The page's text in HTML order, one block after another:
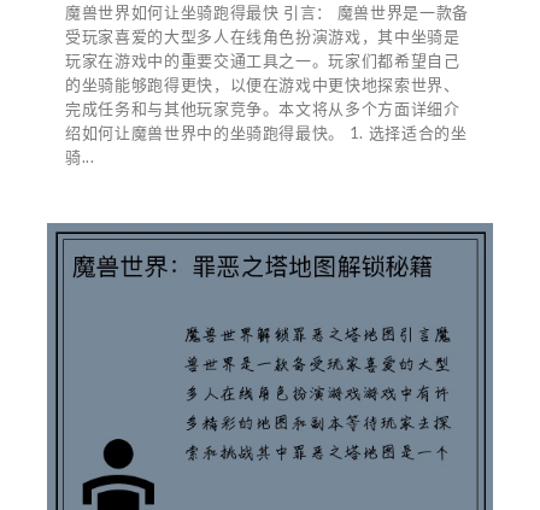
魔兽世界如何让坐骑跑得最快 引言： 魔兽世界是一款备
受玩家喜爱的大型多人在线角色扮演游戏，其中坐骑是
玩家在游戏中的重要交通工具之一。玩家们都希望自己
的坐骑能够跑得更快，以便在游戏中更快地探索世界、
完成任务和与其他玩家竞争。本文将从多个方面详细介
绍如何让魔兽世界中的坐骑跑得最快。 1. 选择适合的坐
骑...